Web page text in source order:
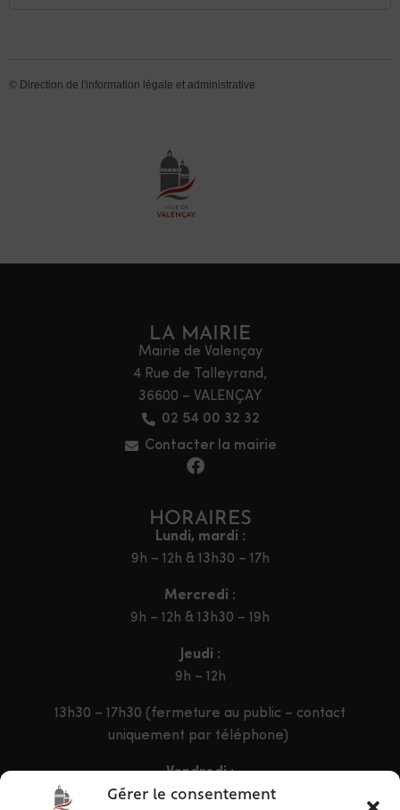
Gérer le consentement
© Direction de l'information légale et administrative
LA MAIRIE
Mairie de Valençay
4 Rue de Talleyrand,
36600 – VALENÇAY
02 54 00 32 32
Contacter la mairie
HORAIRES
Lundi, mardi :
9h – 12h & 13h30 – 17h
Mercredi :
9h – 12h & 13h30 – 19h
Jeudi :
9h – 12h
13h30 – 17h30 (fermeture au public – contact
uniquement par téléphone)
Vendredi :
9h – 12h & 13h30 – 16h30